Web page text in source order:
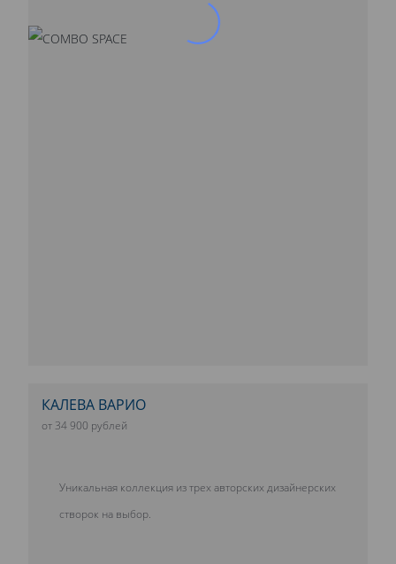
КАЛЕВА ВАРИО
от 34 900 рублей
Уникальная коллекция из трех авторских дизайнерских
створок на выбор.